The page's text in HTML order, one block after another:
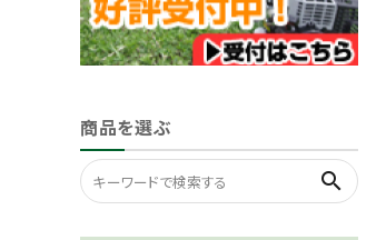
商品を選ぶ
search